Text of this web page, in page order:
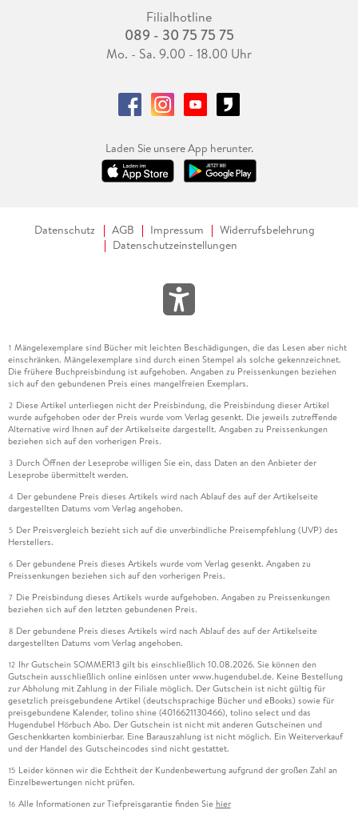
Filialhotline
089 - 30 75 75 75
Mo. - Sa. 9.00 - 18.00 Uhr
Laden Sie unsere App herunter.
Datenschutz AGB Impressum
Widerrufsbelehrung
Datenschutzeinstellungen
1 Mängelexemplare sind Bücher mit leichten Beschädigungen, die das Lesen aber nicht
einschränken. Mängelexemplare sind durch einen Stempel als solche gekennzeichnet.
Die frühere Buchpreisbindung ist aufgehoben. Angaben zu Preissenkungen beziehen
sich auf den gebundenen Preis eines mangelfreien Exemplars.
2 Diese Artikel unterliegen nicht der Preisbindung, die Preisbindung dieser Artikel
wurde aufgehoben oder der Preis wurde vom Verlag gesenkt. Die jeweils zutreffende
Alternative wird Ihnen auf der Artikelseite dargestellt. Angaben zu Preissenkungen
beziehen sich auf den vorherigen Preis.
3 Durch Öffnen der Leseprobe willigen Sie ein, dass Daten an den Anbieter der
Leseprobe übermittelt werden.
4 Der gebundene Preis dieses Artikels wird nach Ablauf des auf der Artikelseite
dargestellten Datums vom Verlag angehoben.
5 Der Preisvergleich bezieht sich auf die unverbindliche Preisempfehlung (UVP) des
Herstellers.
6 Der gebundene Preis dieses Artikels wurde vom Verlag gesenkt. Angaben zu
Preissenkungen beziehen sich auf den vorherigen Preis.
7 Die Preisbindung dieses Artikels wurde aufgehoben. Angaben zu Preissenkungen
beziehen sich auf den letzten gebundenen Preis.
8 Der gebundene Preis dieses Artikels wird nach Ablauf des auf der Artikelseite
dargestellten Datums vom Verlag angehoben.
12 Ihr Gutschein SOMMER13 gilt bis einschließlich 10.08.2026. Sie können den
Gutschein ausschließlich online einlösen unter www.hugendubel.de. Keine Bestellung
zur Abholung mit Zahlung in der Filiale möglich. Der Gutschein ist nicht gültig für
gesetzlich preisgebundene Artikel (deutschsprachige Bücher und eBooks) sowie für
preisgebundene Kalender, tolino shine (4016621130466), tolino select und das
Hugendubel Hörbuch Abo. Der Gutschein ist nicht mit anderen Gutscheinen und
Geschenkkarten kombinierbar. Eine Barauszahlung ist nicht möglich. Ein Weiterverkauf
und der Handel des Gutscheincodes sind nicht gestattet.
15 Leider können wir die Echtheit der Kundenbewertung aufgrund der großen Zahl an
Einzelbewertungen nicht prüfen.
16 Alle Informationen zur Tiefpreisgarantie finden Sie hier